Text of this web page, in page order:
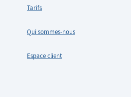
Tarifs
Qui sommes-nous
Espace client